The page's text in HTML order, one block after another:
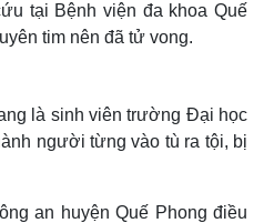
tại Bệnh viện đa khoa Quế
tim nên đã tử vong.
là sinh viên trường Đại học
người từng vào tù ra tội, bị
an huyện Quế Phong điều